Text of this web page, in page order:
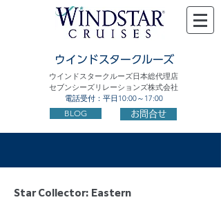
ウインドスタークルーズ
ウインドスタークルーズ日本総代理店
セブンシーズリレーションズ株式会社
電話受付：平日10:00～17:00
BLOG お問合せ
Star Collector: Eastern